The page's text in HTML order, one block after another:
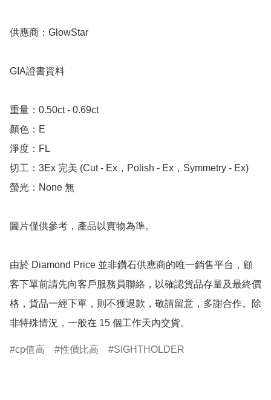
供應商：GlowStar
GIA證書資料
重量：0.50ct - 0.69ct
顏色：E
淨度：FL
切工：3Ex 完美 (Cut - Ex，Polish - Ex，Symmetry - Ex)
螢光：None 無
圖片僅供參考，產品以實物為準。
由於 Diamond Price 並非鑽石供應商的唯一銷售平台，顧
客下單前請先向客戶服務員聯絡，以確認貨品存量及最終價
格，貨品一經下單，則不獲退款，敬請留意，多謝合作。除
非特殊情況，一般在 15 個工作天內交貨。
cp值高 性價比高 SIGHTHOLDER